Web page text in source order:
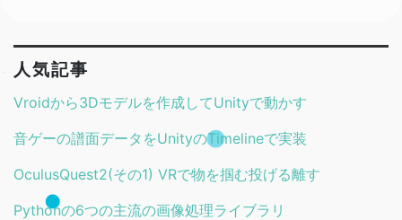
人気記事
Vroidから3Dモデルを作成してUnityで動かす
音ゲーの譜面データをUnityのTimelineで実装
OculusQuest2(その1) VRで物を掴む投げる離す
Pythonの6つの主流の画像処理ライブラリ